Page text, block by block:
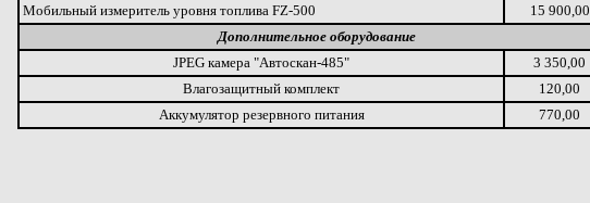
Мобильный измеритель уровня топлива FZ-500
15 900,00
Дополнительное оборудование
JPEG камера "Автоскан-485"
3 350,00
Влагозащитный комплект
120,00
Аккумулятор резервного питания
770,00